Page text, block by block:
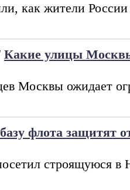
как жители
Какие улицы
Москвы ожидает
флота защитят
строящуюся в